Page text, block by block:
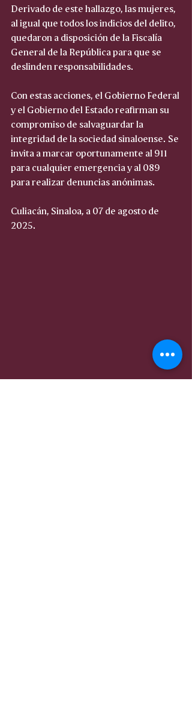
Derivado de este hallazgo, las mujeres,
al igual que todos los indicios del delito,
quedaron a disposición de la Fiscalía
General de la República para que se
deslinden responsabilidades.
Con estas acciones, el Gobierno Federal
y el Gobierno del Estado reafirman su
compromiso de salvaguardar la
integridad de la sociedad sinaloense. Se
invita a marcar oportunamente al 911
para cualquier emergencia y al 089
para realizar denuncias anónimas.
Culiacán, Sinaloa, a 07 de agosto de
2025.